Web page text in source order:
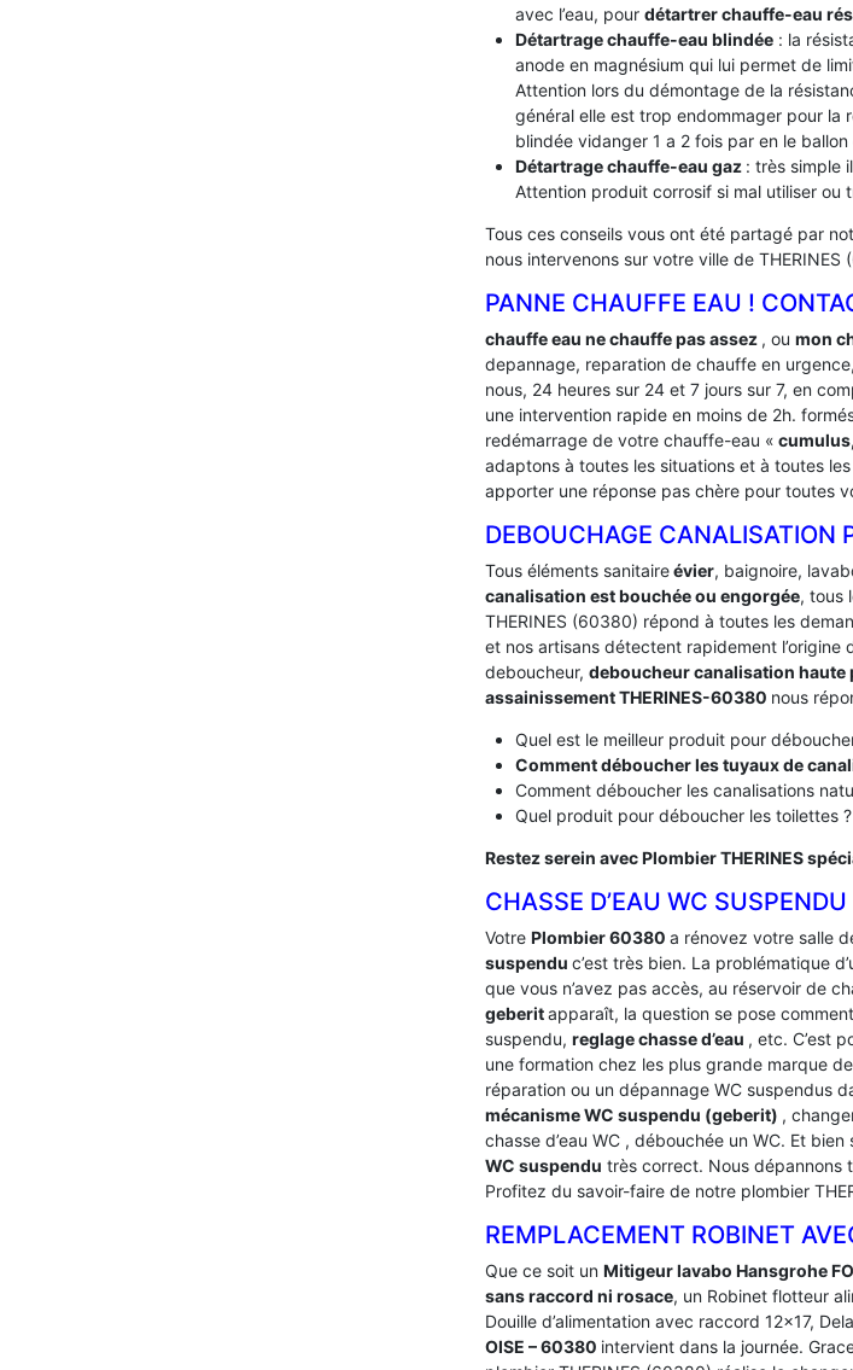
avec l’eau, pour détartrer chauffe-eau
Détartrage chauffe-eau blindée: la
anode en magnésium qui lui permet de
Attention lors du démontage de la
général elle est trop endommager pour la
blindée vidanger 1 a 2 fois par en le
Détartrage chauffe-eau gaz : très simple
Attention produit corrosif si mal utiliser
Tous ces conseils vous ont été partagé par
nous intervenons sur votre ville de THERINES
PANNE CHAUFFE EAU !
chauffe eau ne chauffe pas assez , ou mon
depannage, reparation de chauffe en
nous, 24 heures sur 24 et 7 jours sur 7, en
une intervention rapide en moins de 2h.
redémarrage de votre chauffe-eau «
adaptons à toutes les situations et à toutes
apporter une réponse pas chère pour toutes
DEBOUCHAGE CANALISATION
Tous éléments sanitaireévier, baignoire,
canalisation est bouchée ou engorgée, tous
THERINES (60380) répond à toutes les
et nos artisans détectent rapidement l’origine
deboucheur, deboucheur canalisation haute
assainissement THERINES-60380 nous
Quel est le meilleur produit pour
Comment déboucher les tuyaux de
Comment déboucher les canalisations
Quel produit pour déboucher les toilettes ?
Restez serein avec Plombier THERINES
CHASSE D’EAU WC
Votre Plombier 60380 a rénovez votre salle
suspendu c’est très bien. La problématique
que vous n’avez pas accès, au réservoir de
geberitapparaît, la question se pose
suspendu, reglage chasse d’eau , etc. C’est
une formation chez les plus grande marque
réparation ou un dépannage WC suspendus
mécanisme WC suspendu (geberit) ,
chasse d’eau WC , débouchée un WC. Et
WC suspendu très correct. Nous dépannons
Profitez du savoir-faire de notre plombier
REMPLACEMENT ROBINET
Que ce soit un Mitigeur lavabo Hansgrohe
sans raccord ni rosace, un Robinet flotteur
Douille d’alimentation avec raccord 12×17,
OISE – 60380 intervient dans la journée.